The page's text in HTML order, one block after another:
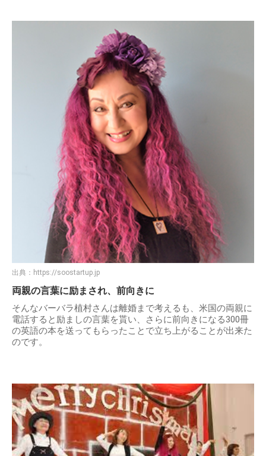
出典： https://soostartup.jp
両親の言葉に励まされ、前向きに
そんなバーバラ植村さんは離婚まで考えるも、米国の両親に
電話すると励ましの言葉を貰い、さらに前向きになる300冊
の英語の本を送ってもらったことで立ち上がることが出来た
のです。